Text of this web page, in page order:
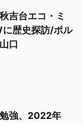
吉台エコ・ミ
歴史探訪/ポル
口
強、2022年